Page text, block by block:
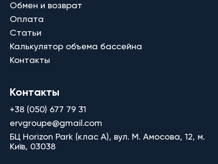
Обмен и возврат
Оплата
Статьи
Калькулятор объема бассейна
Контакты
Контакты
+38 (050) 677 79 31
ervgroupe@gmail.com
БЦ Horizon Park (клас A), вул. М. Амосова, 12, м.
Київ, 03038